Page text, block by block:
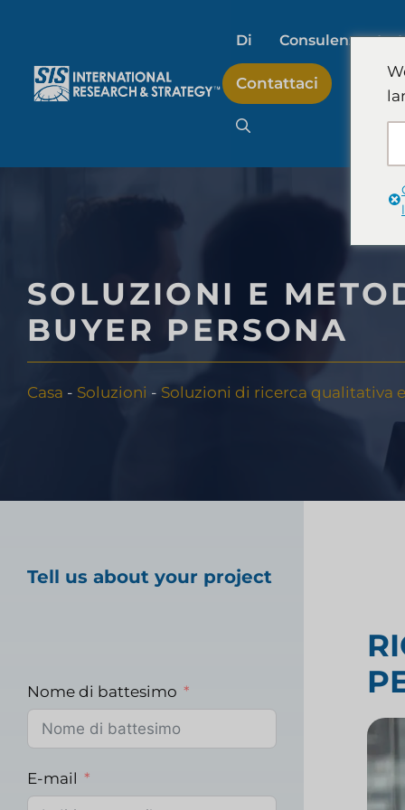
Di Consulenza
Ricerche di
sull'intelligenza
Ricerche di
Ricerche sul
consumatori
Ricerche di
Contattaci
SOLUZIONI E
BUYER PERSONA
Casa - Soluzioni - Soluzioni di ricerca qualitativa
Tell us about your project
Nome di battesimo
E-mail